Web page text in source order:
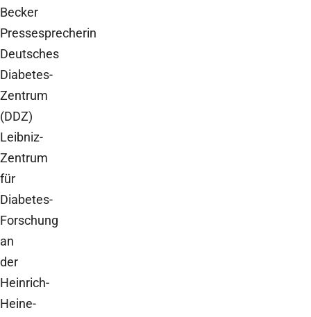
Becker
Pressesprecherin
Deutsches
Diabetes-
Zentrum
(DDZ)
Leibniz-
Zentrum
für
Diabetes-
Forschung
an
der
Heinrich-
Heine-